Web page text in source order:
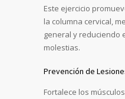
Este ejercicio
la columna cervical,
general y reduciendo
molestias.
Prevención de
Fortalece los